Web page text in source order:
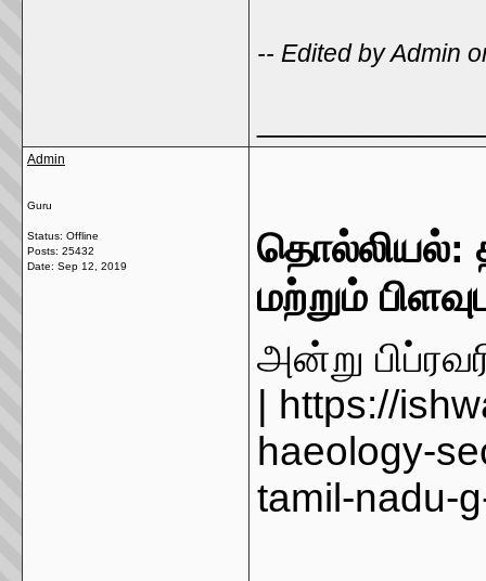
-- Edited by Admin
Admin
Guru
Status: Offline
Posts: 25432
Date: Sep 12, 2019
தொல்லியல்:
மற்றும்
அன்று
| https://
haeology-
tamil-nadu-